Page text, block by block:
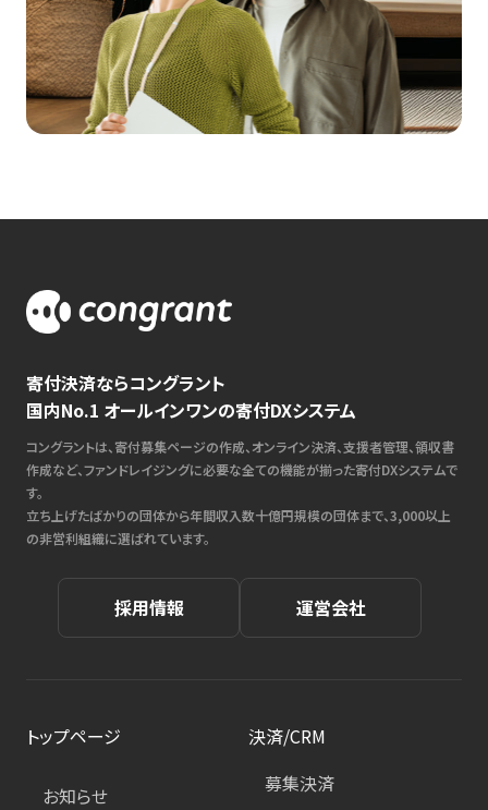
寄付決済ならコングラント
国内No.1 オールインワンの寄付DXシステム
コングラントは、寄付募集ページの作成、オンライン決済、支援者管理、領収書
作成など、ファンドレイジングに必要な全ての機能が揃った寄付DXシステムで
す。
立ち上げたばかりの団体から年間収入数十億円規模の団体まで、3,000以上
の非営利組織に選ばれています。
採用情報 運営会社
トップページ
お知らせ
決済/CRM
募集決済